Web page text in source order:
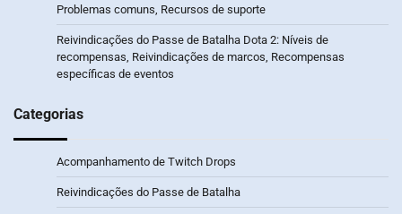
Problemas comuns, Recursos de suporte
Reivindicações do Passe de Batalha Dota 2: Níveis de
recompensas, Reivindicações de marcos, Recompensas
específicas de eventos
Categorias
Acompanhamento de Twitch Drops
Reivindicações do Passe de Batalha